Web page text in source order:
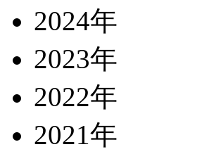
2024年
2023年
2022年
2021年